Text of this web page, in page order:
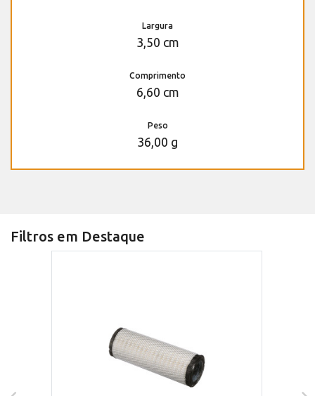
Largura
3,50 cm
Comprimento
6,60 cm
Peso
36,00 g
Filtros em Destaque